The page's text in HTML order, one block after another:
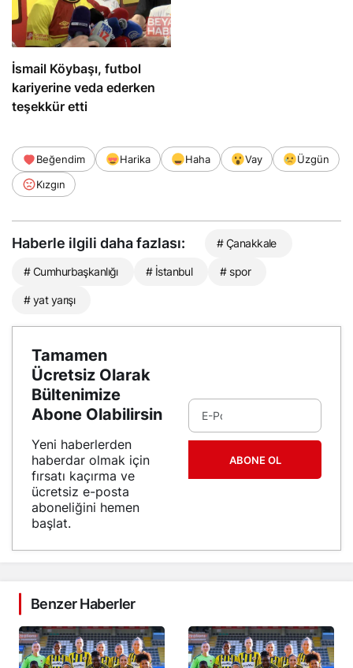
İsmail Köybaşı, futbol
kariyerine veda ederken
teşekkür etti
Beğendim Harika Haha Vay
Üzgün
Kızgın
Haberle ilgili daha fazlası: # Çanakkale
# Cumhurbaşkanlığı # İstanbul # spor
# yat yarışı
Tamamen
Ücretsiz Olarak
Bültenimize
Abone Olabilirsin
Yeni haberlerden
haberdar olmak için
fırsatı kaçırma ve
ücretsiz e-posta
aboneliğini hemen
başlat.
ABONE OL
Benzer Haberler